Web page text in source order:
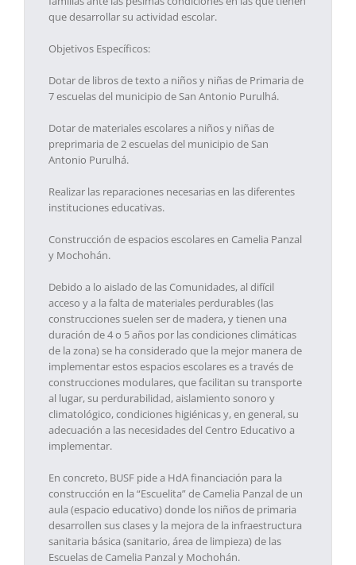
que desarrollar su actividad escolar.
Objetivos Específicos:
Dotar de libros de texto a niños y niñas de Primaria de
7 escuelas del municipio de San Antonio Purulhá.
Dotar de materiales escolares a niños y niñas de
preprimaria de 2 escuelas del municipio de San
Antonio Purulhá.
Realizar las reparaciones necesarias en las diferentes
instituciones educativas.
Construcción de espacios escolares en Camelia Panzal
y Mochohán.
Debido a lo aislado de las Comunidades, al difícil
acceso y a la falta de materiales perdurables (las
construcciones suelen ser de madera, y tienen una
duración de 4 o 5 años por las condiciones climáticas
de la zona) se ha considerado que la mejor manera de
implementar estos espacios escolares es a través de
construcciones modulares, que facilitan su transporte
al lugar, su perdurabilidad, aislamiento sonoro y
climatológico, condiciones higiénicas y, en general, su
adecuación a las necesidades del Centro Educativo a
implementar.
En concreto, BUSF pide a HdA financiación para la
construcción en la “Escuelita” de Camelia Panzal de un
aula (espacio educativo) donde los niños de primaria
desarrollen sus clases y la mejora de la infraestructura
sanitaria básica (sanitario, área de limpieza) de las
Escuelas de Camelia Panzal y Mochohán.